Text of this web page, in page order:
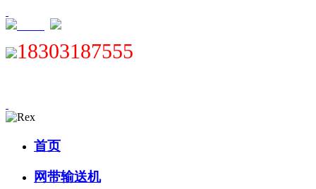
18303187555
首页
网带输送机